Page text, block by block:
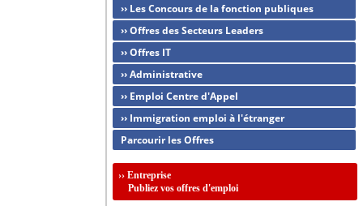
›› Les Concours de la fonction publiques
›› Offres des Secteurs Leaders
›› Offres IT
›› Administrative
›› Emploi Centre d'Appel
›› Immigration emploi à l'étranger
Parcourir les Offres
›› Entreprise
Publiez vos offres d'emploi